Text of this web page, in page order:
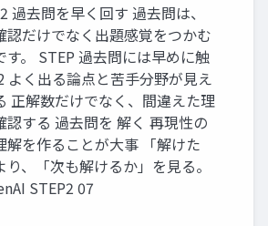
過去問を早く回す 過去問は、
認だけでなく出題感覚をつかむ
す。 STEP 過去問には早めに触
よく出る論点と苦手分野が見え
正解数だけでなく、間違えた理
認する 過去問を 解く 再現性の
解を作ることが大事 「解けた
り、「次も解けるか」を見る。
STEP2 07